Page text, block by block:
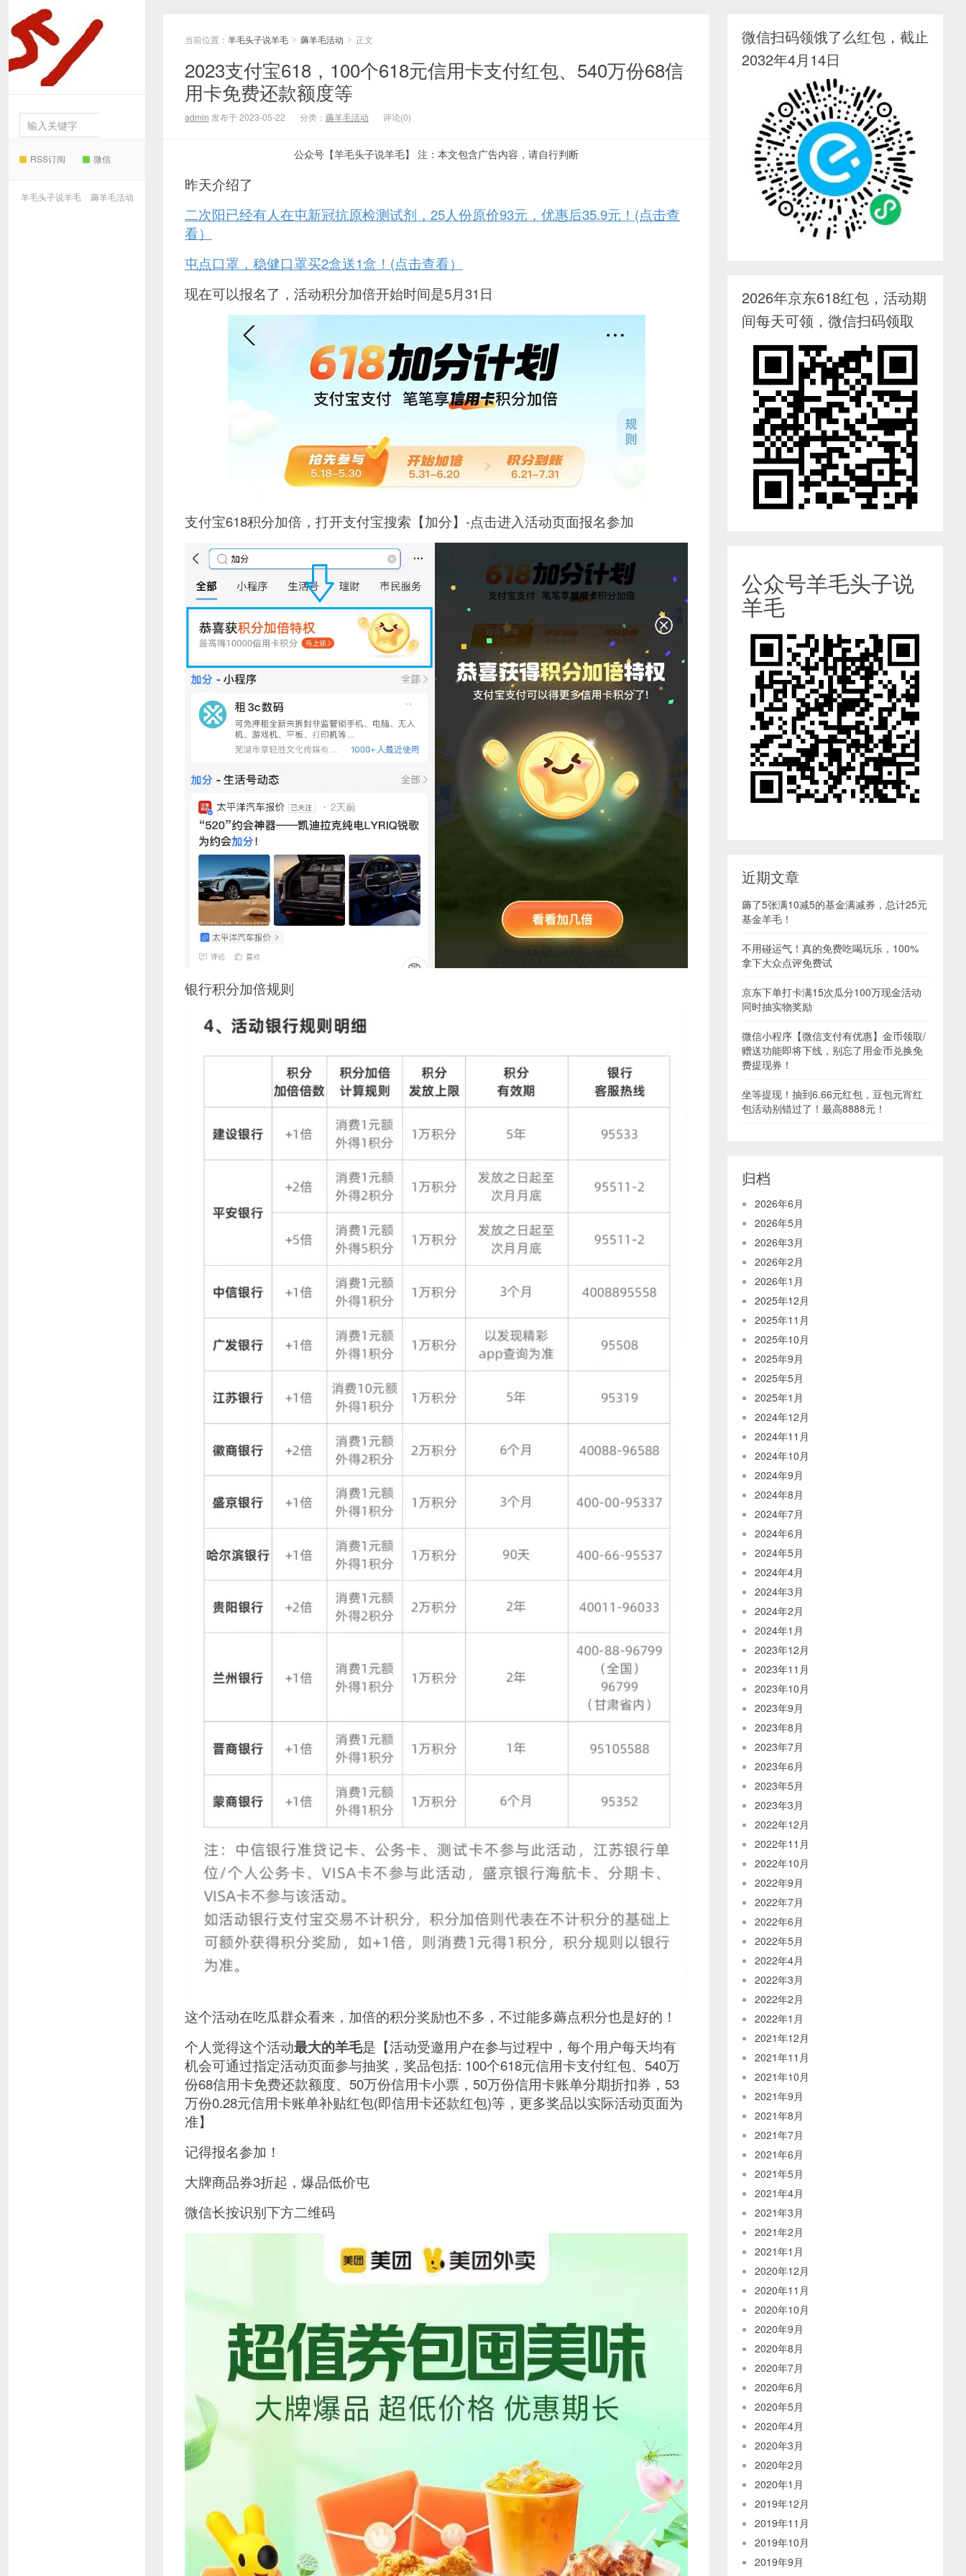
RSS订阅 微信
羊毛头子说羊毛 薅羊毛活动
当前位置： 羊毛头子说羊毛 > 薅羊毛活动 > 正文
2023支付宝618，100个618元信用卡支付红包、540万份68信
用卡免费还款额度等
admin 发布于 2023-05-22 分类： 薅羊毛活动 评论(0)
公众号【羊毛头子说羊毛】 注：本文包含广告内容，请自行判断
昨天介绍了
二次阳已经有人在屯新冠抗原检测试剂，25人份原价93元，优惠后35.9元！(点击查
看）
屯点口罩，稳健口罩买2盒送1盒！(点击查看）
现在可以报名了，活动积分加倍开始时间是5月31日
支付宝618积分加倍，打开支付宝搜索【加分】-点击进入活动页面报名参加
银行积分加倍规则
这个活动在吃瓜群众看来，加倍的积分奖励也不多，不过能多薅点积分也是好的！
个人觉得这个活动最大的羊毛是【活动受邀用户在参与过程中，每个用户每天均有
机会可通过指定活动页面参与抽奖，奖品包括: 100个618元信用卡支付红包、540万
份68信用卡免费还款额度、50万份信用卡小票，50万份信用卡账单分期折扣券，53
万份0.28元信用卡账单补贴红包(即信用卡还款红包)等，更多奖品以实际活动页面为
准】
记得报名参加！
大牌商品券3折起，爆品低价屯
微信长按识别下方二维码
微信扫码领饿了么红包，截止
2032年4月14日
2026年京东618红包，活动期
间每天可领，微信扫码领取
公众号羊毛头子说
羊毛
近期文章
薅了5张满10减5的基金满减券，总计25元
基金羊毛！
不用碰运气！真的免费吃喝玩乐，100%
拿下大众点评免费试
京东下单打卡满15次瓜分100万现金活动
同时抽实物奖励
微信小程序【微信支付有优惠】金币领取/
赠送功能即将下线，别忘了用金币兑换免
费提现券！
坐等提现！抽到6.66元红包，豆包元宵红
包活动别错过了！最高8888元！
归档
2026年6月
2026年5月
2026年3月
2026年2月
2026年1月
2025年12月
2025年11月
2025年10月
2025年9月
2025年5月
2025年1月
2024年12月
2024年11月
2024年10月
2024年9月
2024年8月
2024年7月
2024年6月
2024年5月
2024年4月
2024年3月
2024年2月
2024年1月
2023年12月
2023年11月
2023年10月
2023年9月
2023年8月
2023年7月
2023年6月
2023年5月
2023年3月
2022年12月
2022年11月
2022年10月
2022年9月
2022年7月
2022年6月
2022年5月
2022年4月
2022年3月
2022年2月
2022年1月
2021年12月
2021年11月
2021年10月
2021年9月
2021年8月
2021年7月
2021年6月
2021年5月
2021年4月
2021年3月
2021年2月
2021年1月
2020年12月
2020年11月
2020年10月
2020年9月
2020年8月
2020年7月
2020年6月
2020年5月
2020年4月
2020年3月
2020年2月
2020年1月
2019年12月
2019年11月
2019年10月
2019年9月